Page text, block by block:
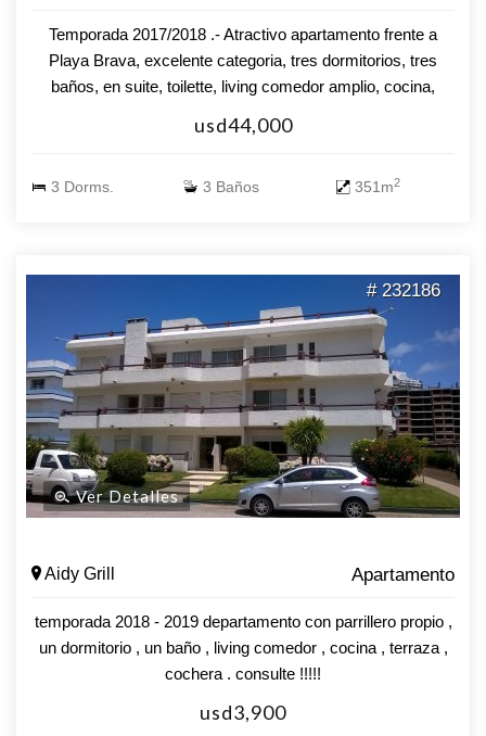
Temporada 2017/2018 .- Atractivo apartamento frente a
Playa Brava, excelente categoria, tres dormitorios, tres
baños, en suite, toilette, living comedor amplio, cocina,
instalaciones y decoraciones, va con todo incluido en el
equipamiento Valor U$S 940.000 .
usd44,000
3 Dorms. 3 Baños 351m2
# 232186
Ver Detalles
Aidy Grill Apartamento
temporada 2018 - 2019 departamento con parrillero propio ,
un dormitorio , un baño , living comedor , cocina , terraza ,
cochera . consulte !!!!!
usd3,900